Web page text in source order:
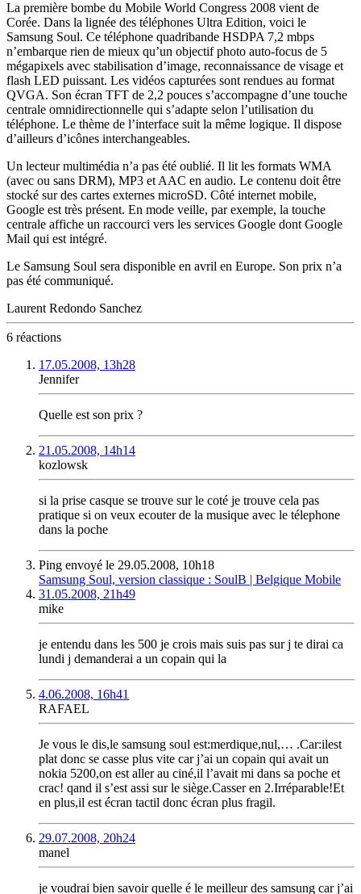
La première bombe du Mobile World Congress 2008 vient de
Corée. Dans la lignée des téléphones Ultra Edition, voici le
Samsung Soul. Ce téléphone quadribande HSDPA 7,2 mbps
n’embarque rien de mieux qu’un objectif photo auto-focus de 5
mégapixels avec stabilisation d’image, reconnaissance de visage et
flash LED puissant. Les vidéos capturées sont rendues au format
QVGA. Son écran TFT de 2,2 pouces s’accompagne d’une touche
centrale omnidirectionnelle qui s’adapte selon l’utilisation du
téléphone. Le thème de l’interface suit la même logique. Il dispose
d’ailleurs d’icônes interchangeables.
Un lecteur multimédia n’a pas été oublié. Il lit les formats WMA
(avec ou sans DRM), MP3 et AAC en audio. Le contenu doit être
stocké sur des cartes externes microSD. Côté internet mobile,
Google est très présent. En mode veille, par exemple, la touche
centrale affiche un raccourci vers les services Google dont Google
Mail qui est intégré.
Le Samsung Soul sera disponible en avril en Europe. Son prix n’a
pas été communiqué.
Laurent Redondo Sanchez
6 réactions
17.05.2008, 13h28
Jennifer
Quelle est son prix ?
21.05.2008, 14h14
kozlowsk
si la prise casque se trouve sur le coté je trouve cela pas
pratique si on veux ecouter de la musique avec le télephone
dans la poche
Ping envoyé le 29.05.2008, 10h18
Samsung Soul, version classique : SoulB | Belgique Mobile
31.05.2008, 21h49
mike
je entendu dans les 500 je crois mais suis pas sur j te dirai ca
lundi j demanderai a un copain qui la
4.06.2008, 16h41
RAFAEL
Je vous le dis,le samsung soul est:merdique,nul,… .Car:ilest
plat donc se casse plus vite car j’ai un copain qui avait un
nokia 5200,on est aller au ciné,il l’avait mi dans sa poche et
crac! qand il s’est assi sur le siège.Casser en 2.Irréparable!Et
en plus,il est écran tactil donc écran plus fragil.
29.07.2008, 20h24
manel
je voudrai bien savoir quelle é le meilleur des samsung car j’ai